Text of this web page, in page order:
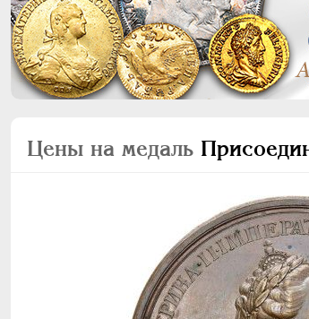
Цены на медаль